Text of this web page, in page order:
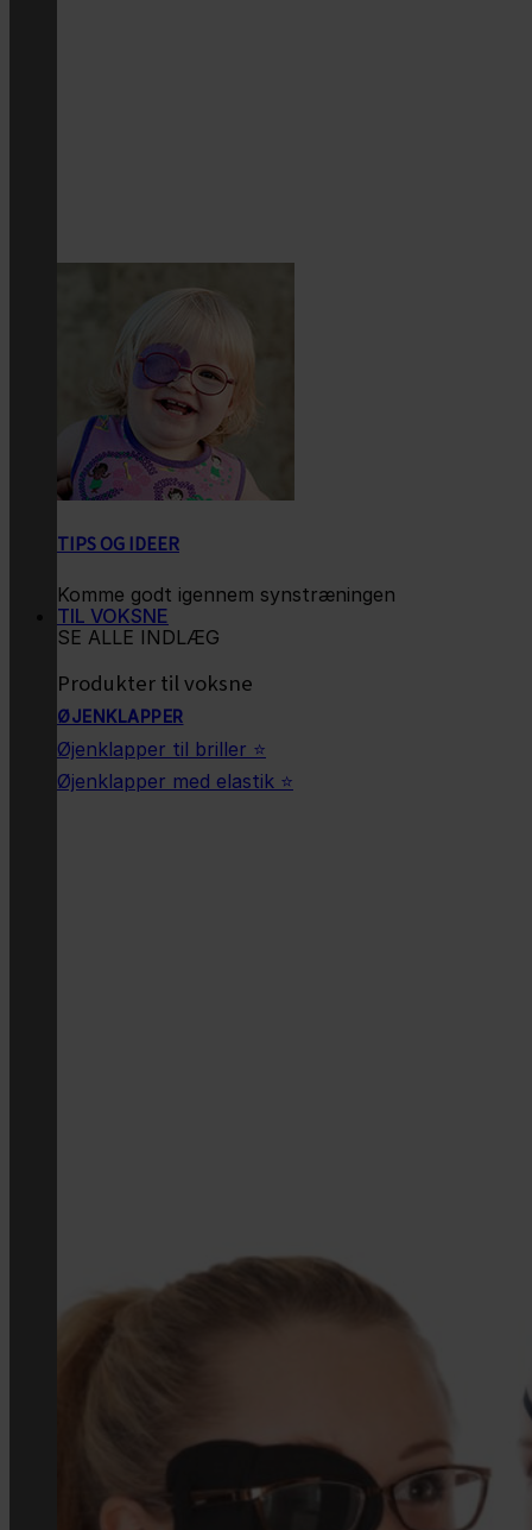
TIPS OG IDEER
Komme godt igennem synstræningen
SE ALLE INDLÆG
TIL VOKSNE
Produkter til voksne
ØJENKLAPPER
Øjenklapper til briller ⭐
Øjenklapper med elastik ⭐